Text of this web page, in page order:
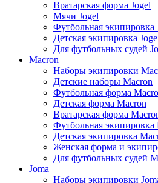
Вратарская форма Jogel
Мячи Jogel
Футбольная экипировка
Детская экипировка
Для футбольных судей
Macron
Наборы экипировки
Детские наборы Macron
Футбольная форма
Детская форма Macron
Вратарская форма
Футбольная экипировка
Детская экипировка
Женская форма и
Для футбольных судей
Joma
Наборы экипировки